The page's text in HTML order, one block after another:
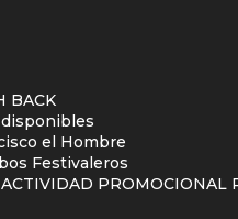
BACK
el Hombre
Festivaleros
PROMOCIONAL